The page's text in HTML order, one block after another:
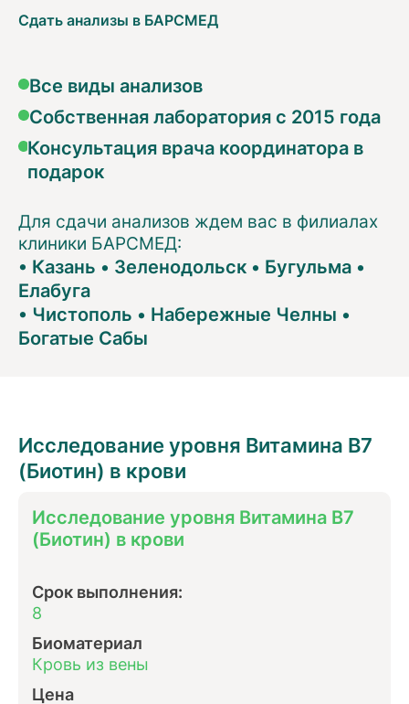
Сдать анализы в БАРСМЕД
Все виды анализов
Собственная лаборатория с 2015 года
Консультация врача координатора в
подарок
Для сдачи анализов ждем вас в филиалах
клиники БАРСМЕД:
• Казань • Зеленодольск • Бугульма •
Елабуга
• Чистополь • Набережные Челны •
Богатые Сабы
Исследование уровня Витамина В7
(Биотин) в крови
Исследование уровня Витамина В7
(Биотин) в крови
Срок выполнения:
8
Биоматериал
Кровь из вены
Цена